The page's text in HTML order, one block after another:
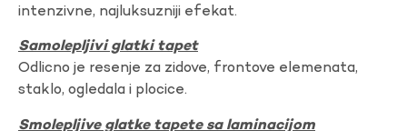
intenzivne, najluksuzniji efekat.
Samolepljivi glatki tapet
Odlicno je resenje za zidove, frontove elemenata,
staklo, ogledala i plocice.
Smolepljive glatke tapete sa laminacijom